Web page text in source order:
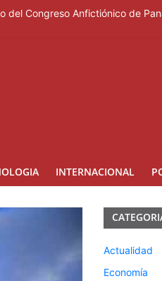
del Congreso Anfictiónico de
INTERNACIONAL
Actualidad
Economía